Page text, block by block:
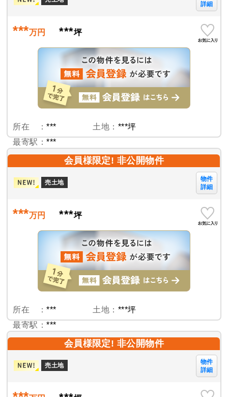
詳細
***万円 ***坪
所在 ：***
最寄駅：***
土地： ***坪
会員様限定! 非公開物件
売土地
物件
詳細
***万円 ***坪
所在 ：***
最寄駅：***
土地： ***坪
会員様限定! 非公開物件
売土地
物件
詳細